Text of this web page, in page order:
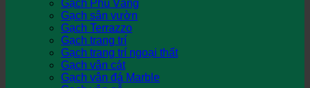
Gạch Phủ Vàng
Gạch sân vườn
Gạch Terrazzo
Gạch trang trí
Gạch trang trí ngoại thất
Gạch vân cát
Gạch vân đá Marble